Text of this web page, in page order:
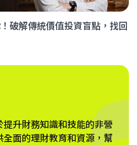
破解傳統價值投資盲點，找回
升財務知識和技能的非營
面的理財教育和資源，幫